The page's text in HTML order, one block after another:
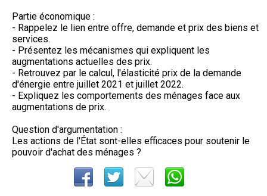
Partie économique :
- Rappelez le lien entre offre, demande et prix des biens et
services.
- Présentez les mécanismes qui expliquent les
augmentations actuelles des prix.
- Retrouvez par le calcul, l'élasticité prix de la demande
d'énergie entre juillet 2021 et juillet 2022.
- Expliquez les comportements des ménages face aux
augmentations de prix.
Question d'argumentation :
Les actions de l'État sont-elles efficaces pour soutenir le
pouvoir d'achat des ménages ?